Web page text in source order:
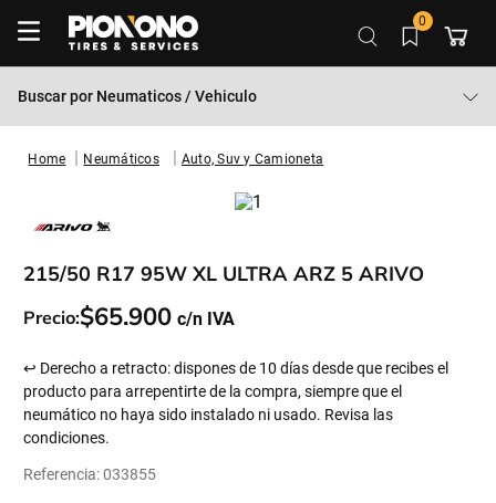
0
Buscar por Neumaticos / Vehiculo
Neumáticos Auto, Suv y Camioneta
215/50 R17 95W XL ULTRA ARZ 5 ARIVO
Precio:$65.900
↩ Derecho a retracto: dispones de 10 días desde que recibes el
producto para arrepentirte de la compra, siempre que el
neumático no haya sido instalado ni usado. Revisa las
condiciones.
Referencia:033855